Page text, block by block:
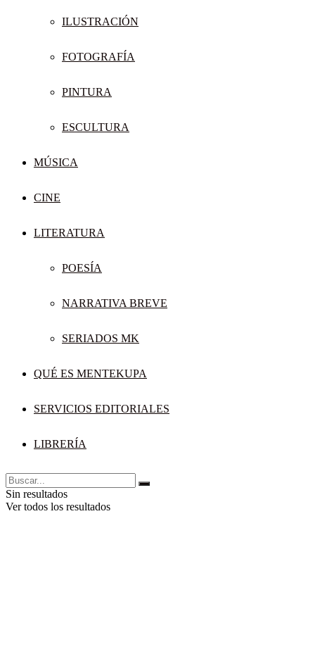
ILUSTRACIÓN
FOTOGRAFÍA
PINTURA
ESCULTURA
MÚSICA
CINE
LITERATURA
POESÍA
NARRATIVA BREVE
SERIADOS MK
QUÉ ES MENTEKUPA
SERVICIOS EDITORIALES
LIBRERÍA
Sin resultados
Ver todos los resultados